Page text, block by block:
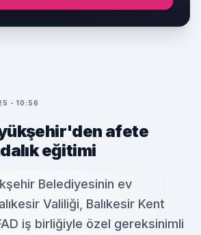
- 10:56
afete
eğitimi
Belediyesinin ev
Valiliği, Balıkesir Kent
iş birliğiyle özel gereksinimli